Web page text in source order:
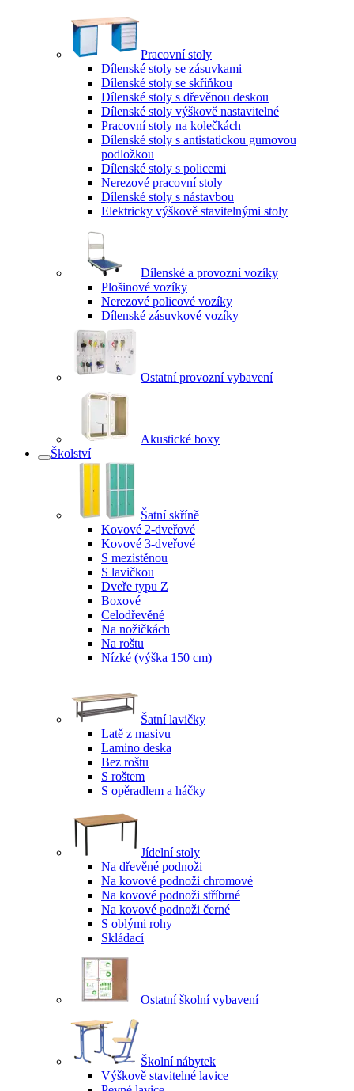
Pracovní stoly
Dílenské stoly se zásuvkami
Dílenské stoly se skříňkou
Dílenské stoly s dřevěnou deskou
Dílenské stoly výškově nastavitelné
Pracovní stoly na kolečkách
Dílenské stoly s antistatickou gumovou
podložkou
Dílenské stoly s policemi
Nerezové pracovní stoly
Dílenské stoly s nástavbou
Elektricky výškově stavitelnými stoly
Dílenské a provozní vozíky
Plošinové vozíky
Nerezové policové vozíky
Dílenské zásuvkové vozíky
Ostatní provozní vybavení
Akustické boxy
Školství
Šatní skříně
Kovové 2-dveřové
Kovové 3-dveřové
S mezistěnou
S lavičkou
Dveře typu Z
Boxové
Celodřevěné
Na nožičkách
Na roštu
Nízké (výška 150 cm)
Šatní lavičky
Latě z masivu
Lamino deska
Bez roštu
S roštem
S opěradlem a háčky
Jídelní stoly
Na dřevěné podnoži
Na kovové podnoži chromové
Na kovové podnoži stříbrné
Na kovové podnoži černé
S oblými rohy
Skládací
Ostatní školní vybavení
Školní nábytek
Výškově stavitelné lavice